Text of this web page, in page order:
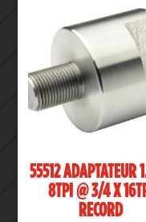
55512 ADAPTATEUR
8TPI @ 3/4 X
RECORD